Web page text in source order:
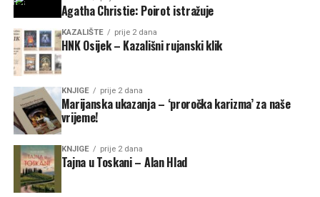
Agatha Christie: Poirot istražuje
KAZALIŠTE prije 2 dana
HNK Osijek – Kazališni rujanski klik
KNJIGE prije 2 dana
Marijanska ukazanja – ‘proročka karizma’ za naše
vrijeme!
KNJIGE prije 2 dana
Tajna u Toskani – Alan Hlad